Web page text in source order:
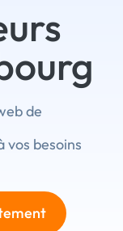
de
vos besoins